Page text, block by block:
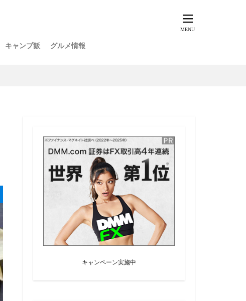
キャンプ飯 グルメ情報
キャンペーン実施中